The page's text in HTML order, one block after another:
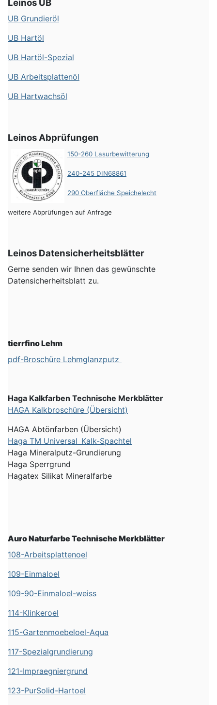
Leinos UB
UB Grundieröl
UB Hartöl
UB Hartöl-Spezial
UB Arbeitsplattenöl
UB Hartwachsöl
Leinos Abprüfungen
150-260 Lasurbewitterung
240-245 DIN68861
290 Oberfläche Speichelecht
weitere Abprüfungen auf Anfrage
Leinos Datensicherheitsblätter
Gerne senden wir Ihnen das gewünschte
Datensicherheitsblatt zu.
tierrfino Lehm
pdf-Broschüre Lehmglanzputz
Haga Kalkfarben Technische Merkblätter
HAGA Kalkbroschüre (Übersicht)
HAGA Abtönfarben (Übersicht)
Haga TM Universal_Kalk-Spachtel
Haga Mineralputz-Grundierung
Haga Sperrgrund
Hagatex Silikat Mineralfarbe
Auro Naturfarbe Technische Merkblätter
108-Arbeitsplattenoel
109-Einmaloel
109-90-Einmaloel-weiss
114-Klinkeroel
115-Gartenmoebeloel-Aqua
117-Spezialgrundierung
121-Impraegniergrund
123-PurSolid-Hartoel